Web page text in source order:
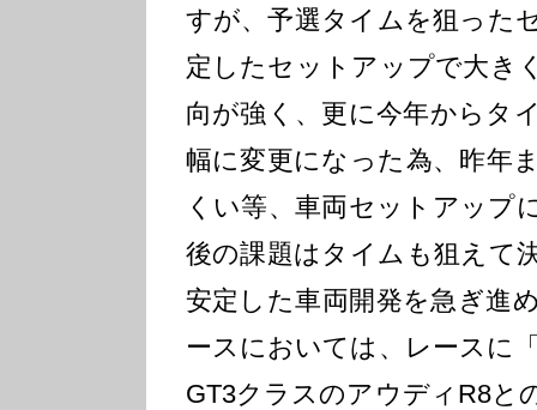
すが、予選タイムを狙った
定したセットアップで大き
向が強く、更に今年からタ
幅に変更になった為、昨年
くい等、車両セットアップ
後の課題はタイムも狙えて
安定した車両開発を急ぎ進
ースにおいては、レースに
GT3クラスのアウディR8と